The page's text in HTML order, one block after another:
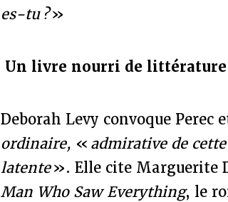
es-tu ?»
Un livre nourri de littérature
Deborah Levy convoque Perec
ordinaire, « admirative de
latente». Elle cite Marguerite
Man Who Saw Everything, le